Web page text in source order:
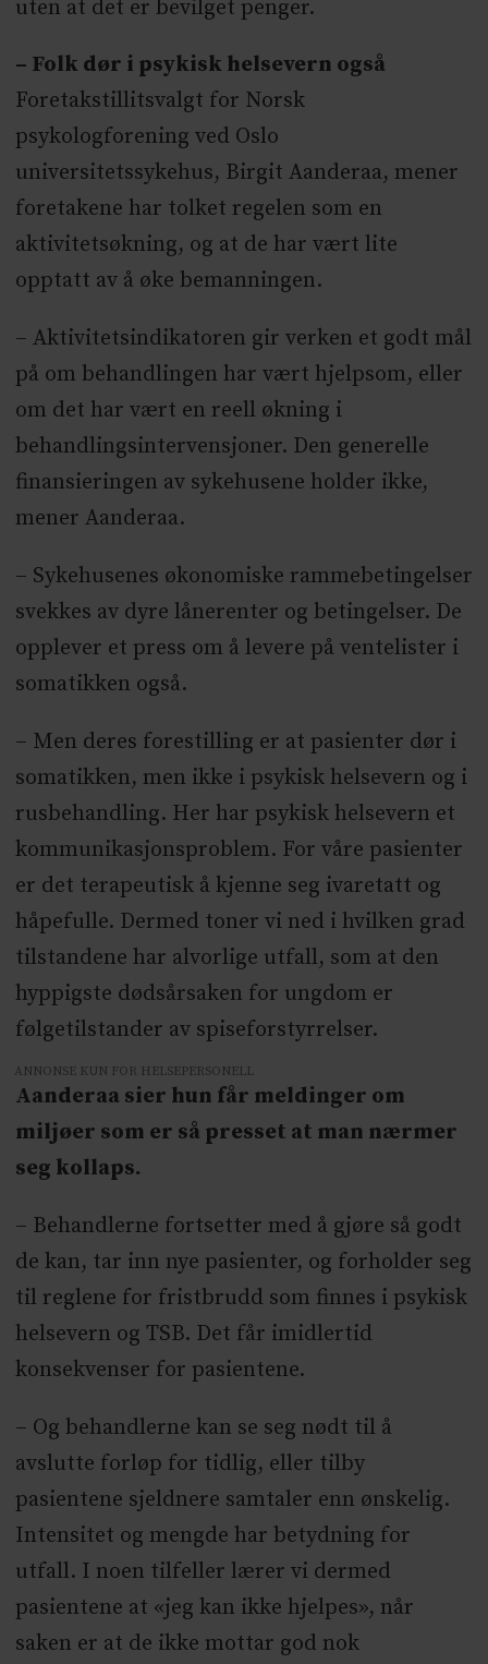
uten at det er bevilget penger.
– Folk dør i psykisk helsevern også
Foretakstillitsvalgt for Norsk
psykologforening ved Oslo
universitetssykehus, Birgit Aanderaa, mener
foretakene har tolket regelen som en
aktivitetsøkning, og at de har vært lite
opptatt av å øke bemanningen.
– Aktivitetsindikatoren gir verken et godt mål
på om behandlingen har vært hjelpsom, eller
om det har vært en reell økning i
behandlingsintervensjoner. Den generelle
finansieringen av sykehusene holder ikke,
mener Aanderaa.
– Sykehusenes økonomiske rammebetingelser
svekkes av dyre lånerenter og betingelser. De
opplever et press om å levere på ventelister i
somatikken også.
– Men deres forestilling er at pasienter dør i
somatikken, men ikke i psykisk helsevern og i
rusbehandling. Her har psykisk helsevern et
kommunikasjonsproblem. For våre pasienter
er det terapeutisk å kjenne seg ivaretatt og
håpefulle. Dermed toner vi ned i hvilken grad
tilstandene har alvorlige utfall, som at den
hyppigste dødsårsaken for ungdom er
følgetilstander av spiseforstyrrelser.
ANNONSE KUN FOR HELSEPERSONELL
Aanderaa sier hun får meldinger om
miljøer som er så presset at man nærmer
seg kollaps.
– Behandlerne fortsetter med å gjøre så godt
de kan, tar inn nye pasienter, og forholder seg
til reglene for fristbrudd som finnes i psykisk
helsevern og TSB. Det får imidlertid
konsekvenser for pasientene.
– Og behandlerne kan se seg nødt til å
avslutte forløp for tidlig, eller tilby
pasientene sjeldnere samtaler enn ønskelig.
Intensitet og mengde har betydning for
utfall. I noen tilfeller lærer vi dermed
pasientene at «jeg kan ikke hjelpes», når
saken er at de ikke mottar god nok